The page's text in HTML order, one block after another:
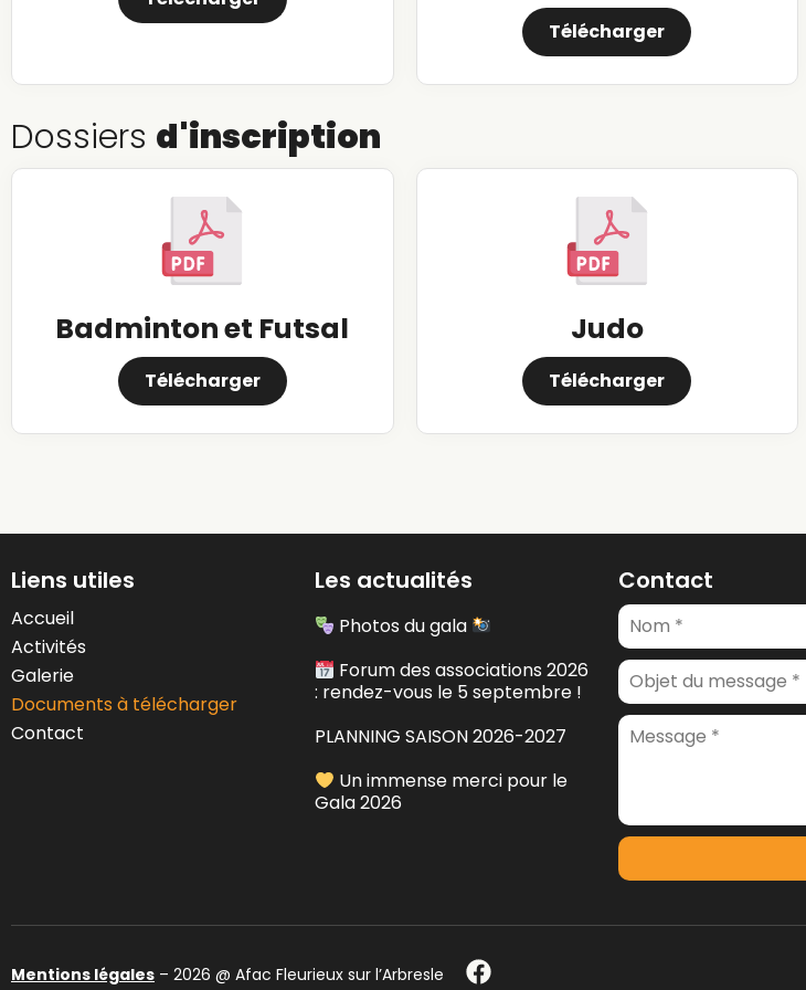
Télécharger
Dossiers d'inscription
Badminton et Futsal
Télécharger
Judo
Télécharger
Liens utiles
Accueil
Activités
Galerie
Documents à télécharger
Contact
Les actualités
Photos du gala
Forum des associations 2026
: rendez-vous le 5 septembre !
PLANNING SAISON 2026-2027
Un immense merci pour le
Gala 2026
Contact
Mentions légales – 2026 @ Afac Fleurieux sur l’Arbresle